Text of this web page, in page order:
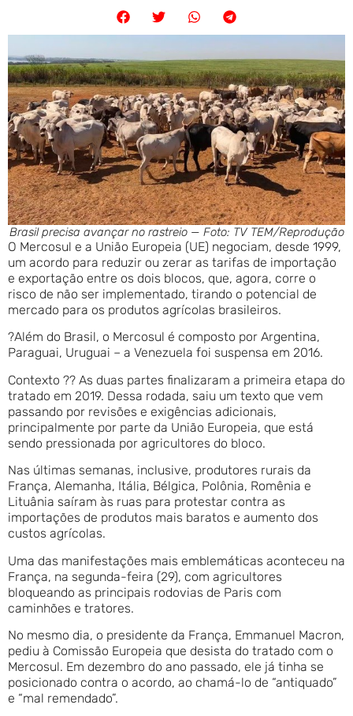
Brasil precisa avançar no rastreio — Foto: TV TEM/Reprodução
O Mercosul e a União Europeia (UE) negociam, desde 1999,
um acordo para reduzir ou zerar as tarifas de importação
e exportação entre os dois blocos, que, agora, corre o
risco de não ser implementado, tirando o potencial de
mercado para os produtos agrícolas brasileiros.
?Além do Brasil, o Mercosul é composto por Argentina,
Paraguai, Uruguai – a Venezuela foi suspensa em 2016.
Contexto ?? As duas partes finalizaram a primeira etapa do
tratado em 2019. Dessa rodada, saiu um texto que vem
passando por revisões e exigências adicionais,
principalmente por parte da União Europeia, que está
sendo pressionada por agricultores do bloco.
Nas últimas semanas, inclusive, produtores rurais da
França, Alemanha, Itália, Bélgica, Polônia, Romênia e
Lituânia saíram às ruas para protestar contra as
importações de produtos mais baratos e aumento dos
custos agrícolas.
Uma das manifestações mais emblemáticas aconteceu na
França, na segunda-feira (29), com agricultores
bloqueando as principais rodovias de Paris com
caminhões e tratores.
No mesmo dia, o presidente da França, Emmanuel Macron,
pediu à Comissão Europeia que desista do tratado com o
Mercosul. Em dezembro do ano passado, ele já tinha se
posicionado contra o acordo, ao chamá-lo de “antiquado”
e “mal remendado”.